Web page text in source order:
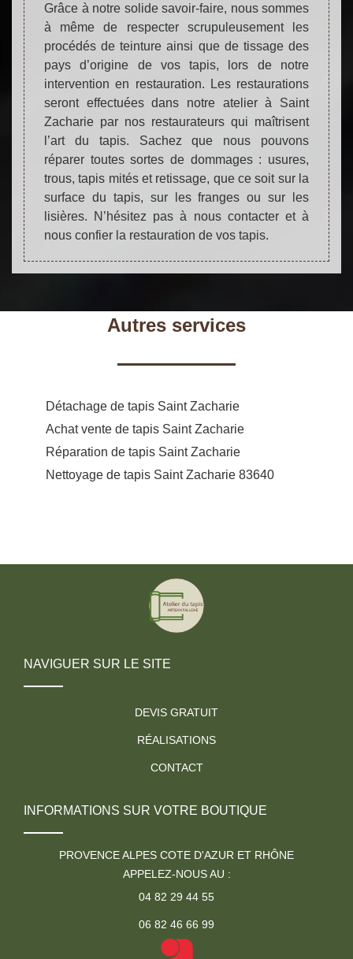
Grâce à notre solide savoir-faire, nous sommes
à même de respecter scrupuleusement les
procédés de teinture ainsi que de tissage des
pays d’origine de vos tapis, lors de notre
intervention en restauration. Les restaurations
seront effectuées dans notre atelier à Saint
Zacharie par nos restaurateurs qui maîtrisent
l’art du tapis. Sachez que nous pouvons
réparer toutes sortes de dommages : usures,
trous, tapis mités et retissage, que ce soit sur la
surface du tapis, sur les franges ou sur les
lisières. N’hésitez pas à nous contacter et à
nous confier la restauration de vos tapis.
Autres services
Détachage de tapis Saint Zacharie
Achat vente de tapis Saint Zacharie
Réparation de tapis Saint Zacharie
Nettoyage de tapis Saint Zacharie 83640
NAVIGUER SUR LE SITE
DEVIS GRATUIT
RÉALISATIONS
CONTACT
INFORMATIONS SUR VOTRE BOUTIQUE
PROVENCE ALPES COTE D'AZUR ET RHÔNE
APPELEZ-NOUS AU :
04 82 29 44 55
06 82 46 66 99